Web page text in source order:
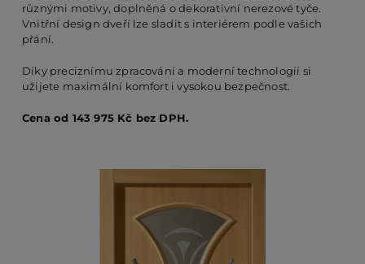
různými motivy, doplněná o dekorativní nerezové tyče.
Vnitřní design dveří lze sladit s interiérem podle vašich
přání.
Díky preciznímu zpracování a moderní technologii si
užijete maximální komfort i vysokou bezpečnost.
Cena od 143 975 Kč bez DPH.